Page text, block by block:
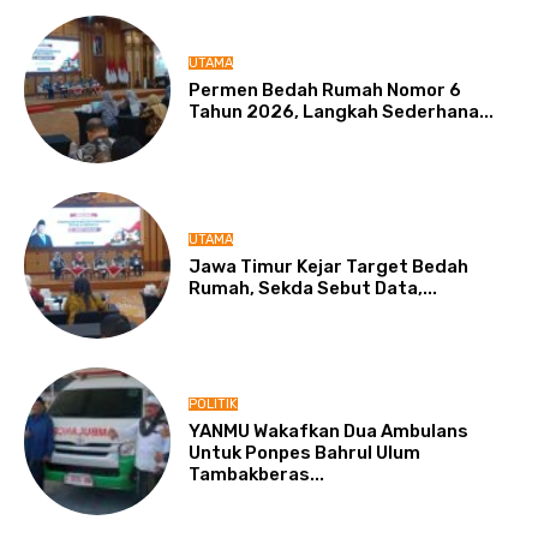
UTAMA
Permen Bedah Rumah Nomor 6
Tahun 2026, Langkah Sederhana...
UTAMA
Jawa Timur Kejar Target Bedah
Rumah, Sekda Sebut Data,...
POLITIK
YANMU Wakafkan Dua Ambulans
Untuk Ponpes Bahrul Ulum
Tambakberas...